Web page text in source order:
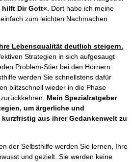
hilft Dir Gott«. Dort habe ich meine
zum leichten Nachmachen
Lebensqualität deutlich steigern.
Strategien in sich aufgesaugt
Problem-Stier bei den Hörnern
werden Sie schnellstens dafür
blitzschnell wieder in die Phase
Mein Spezialratgeber
um ärgerliche und
aus ihrer Gedankenwelt zu
der Selbsthilfe werden Sie lernen, Ihre
und gezielt. Sie werden keine